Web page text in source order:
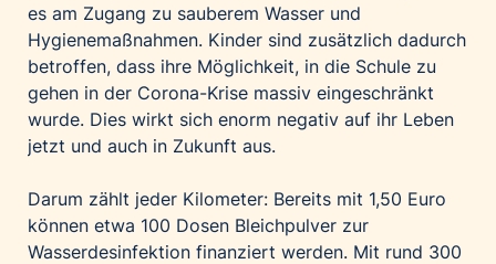
es am Zugang zu sauberem Wasser und
Hygienemaßnahmen. Kinder sind zusätzlich dadurch
betroffen, dass ihre Möglichkeit, in die Schule zu
gehen in der Corona-Krise massiv eingeschränkt
wurde. Dies wirkt sich enorm negativ auf ihr Leben
jetzt und auch in Zukunft aus.
Darum zählt jeder Kilometer: Bereits mit 1,50 Euro
können etwa 100 Dosen Bleichpulver zur
Wasserdesinfektion finanziert werden. Mit rund 300